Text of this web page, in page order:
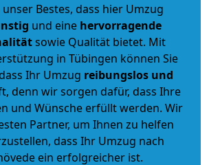
Bestes, dass hier Umzug
und eine hervorragende
sowie Qualität bietet. Mit
in Tübingen können Sie
Ihr Umzug reibungslos und
denn wir sorgen dafür, dass Ihre
und Wünsche erfüllt werden. Wir
Partner, um Ihnen zu helfen
dass Ihr Umzug nach
ein erfolgreicher ist.